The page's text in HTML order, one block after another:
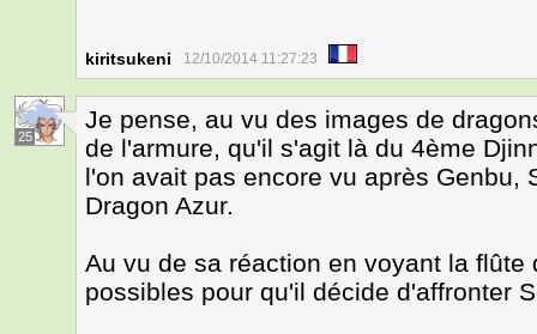
kiritsukeni 12/10/2014 11:27:23
25
Je pense, au vu des images de
de l'armure, qu'il s'agit là du 4ème
l'on avait pas encore vu après Genbu,
Dragon Azur.
Au vu de sa réaction en voyant la
possibles pour qu'il décide d'affronter